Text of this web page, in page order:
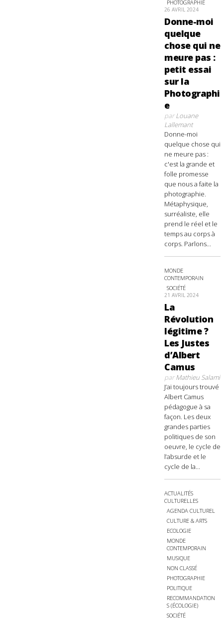
PHOTOGRAPHIE
26 AVRIL 2024
Donne-moi
quelque
chose qui ne
meure pas :
petit essai
sur la
Photographi
e
parLouane
Lallemant
Donne-moi
quelque chose qui
ne meure pas :
c'est la grande et
folle promesse
que nous a faite la
photographie.
Métaphysique,
surréaliste, elle
prend le réel et le
temps au corps à
corps. Parlons...
MONDE
CONTEMPORAIN
SOCIÉTÉ
21 AVRIL 2024
La
Révolution
légitime ?
Les Justes
d’Albert
Camus
parMathieu Salami
J’ai toujours trouvé
Albert Camus
pédagogue à sa
façon. Les deux
grandes parties
politiques de son
oeuvre, le cycle de
l’absurde et le
cycle de la...
ACTUALITÉS
CULTURELLES
AGENDA CULTUREL
CULTURE & ARTS
ECOLOGIE
MONDE
CONTEMPORAIN
MUSIQUE
NON CLASSÉ
PHOTOGRAPHIE
POLITIQUE
RECOMMANDATION
S (ÉCOLOGIE)
SOCIÉTÉ